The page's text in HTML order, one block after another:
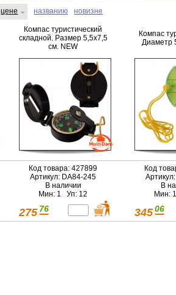
цене названию новизне
Компас туристический
складной. Размер 5,5х7,5
см. NEW
Код товара: 427899
Артикул: DA84-245
В наличии
Мин: 1 Уп: 12
275 76
Компас
Диаметр
Код
В
Мин:
345 06